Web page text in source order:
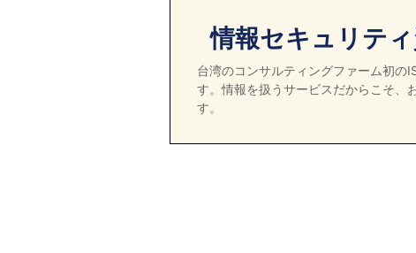
情報セキュリテ
台湾のコンサルティングファーム初の
す。情報を扱うサービスだからこそ、
す。